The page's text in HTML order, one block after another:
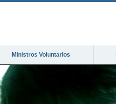
Ministros Voluntarios